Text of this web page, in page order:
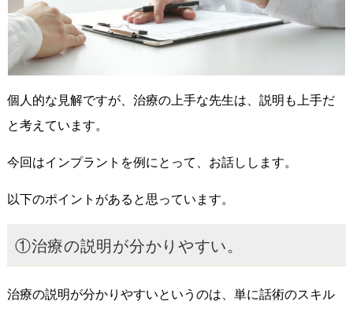
個人的な見解ですが、治療の上手な先生は、説明も上手だ
と考えています。
今回はインプラントを例にとって、お話しします。
以下のポイントがあると思っています。
①治療の説明が分かりやすい。
治療の説明が分かりやすいというのは、単に話術のスキル